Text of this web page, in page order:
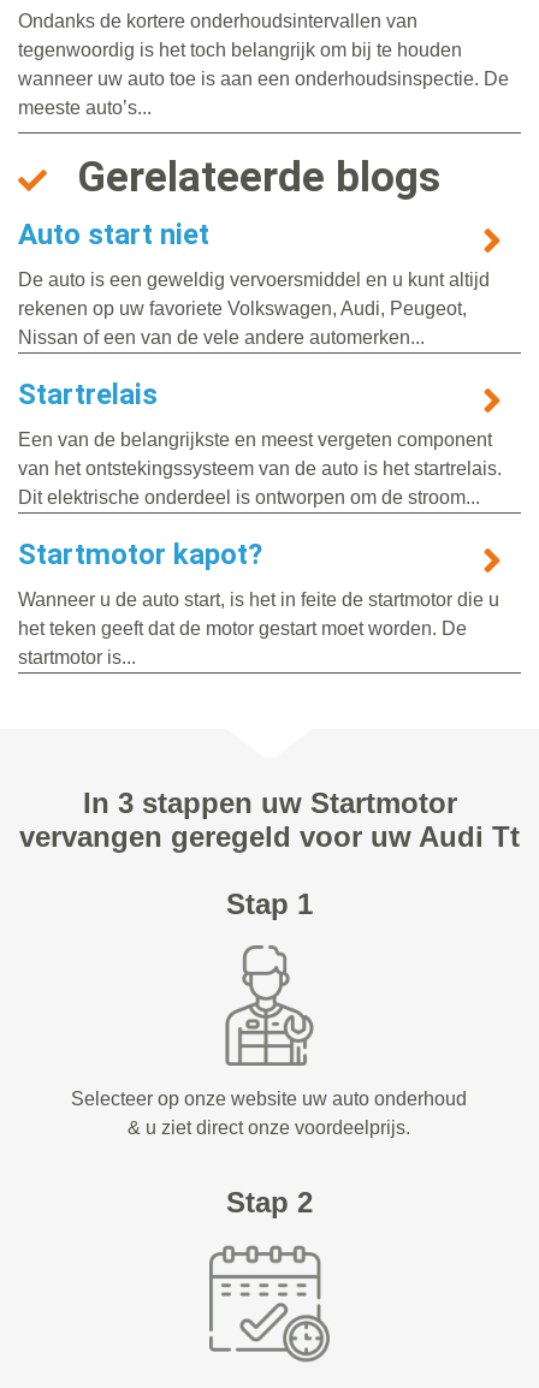
Ondanks de kortere onderhoudsintervallen van
tegenwoordig is het toch belangrijk om bij te houden
wanneer uw auto toe is aan een onderhoudsinspectie. De
meeste auto’s...
Gerelateerde blogs
Auto start niet
De auto is een geweldig vervoersmiddel en u kunt altijd
rekenen op uw favoriete Volkswagen, Audi, Peugeot,
Nissan of een van de vele andere automerken...
Startrelais
Een van de belangrijkste en meest vergeten component
van het ontstekingssysteem van de auto is het startrelais.
Dit elektrische onderdeel is ontworpen om de stroom...
Startmotor kapot?
Wanneer u de auto start, is het in feite de startmotor die u
het teken geeft dat de motor gestart moet worden. De
startmotor is...
In 3 stappen uw Startmotor
vervangen geregeld voor uw Audi Tt
Stap 1
Selecteer op onze website uw auto onderhoud
& u ziet direct onze voordeelprijs.
Stap 2